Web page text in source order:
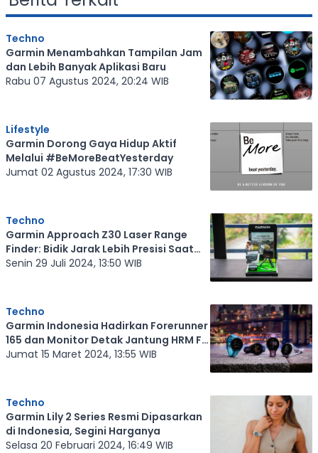
Techno
Garmin Menambahkan Tampilan Jam
dan Lebih Banyak Aplikasi Baru
Rabu 07 Agustus 2024, 20:24 WIB
Lifestyle
Garmin Dorong Gaya Hidup Aktif
Melalui #BeMoreBeatYesterday
Jumat 02 Agustus 2024, 17:30 WIB
Techno
Garmin Approach Z30 Laser Range
Finder: Bidik Jarak Lebih Presisi Saat
Golf
Senin 29 Juli 2024, 13:50 WIB
Techno
Garmin Indonesia Hadirkan Forerunner
165 dan Monitor Detak Jantung HRM Fit
untuk Perempuan
Jumat 15 Maret 2024, 13:55 WIB
Techno
Garmin Lily 2 Series Resmi Dipasarkan
di Indonesia, Segini Harganya
Selasa 20 Februari 2024, 16:49 WIB